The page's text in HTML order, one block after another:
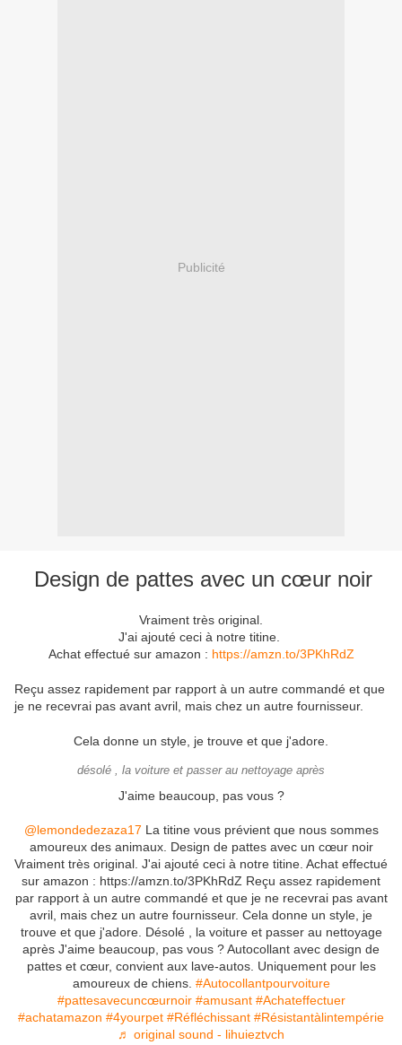
Publicité
Design de pattes avec un cœur noir
Vraiment très original.
J'ai ajouté ceci à notre titine.
Achat effectué sur amazon : https://amzn.to/3PKhRdZ
Reçu assez rapidement par rapport à un autre commandé et que
je ne recevrai pas avant avril, mais chez un autre fournisseur.
Cela donne un style, je trouve et que j'adore.
désolé , la voiture et passer au nettoyage après
J'aime beaucoup, pas vous ?
@lemondedezaza17 La titine vous prévient que nous sommes
amoureux des animaux. Design de pattes avec un cœur noir
Vraiment très original. J'ai ajouté ceci à notre titine. Achat effectué
sur amazon : https://amzn.to/3PKhRdZ Reçu assez rapidement
par rapport à un autre commandé et que je ne recevrai pas avant
avril, mais chez un autre fournisseur. Cela donne un style, je
trouve et que j'adore. Désolé , la voiture et passer au nettoyage
après J'aime beaucoup, pas vous ? Autocollant avec design de
pattes et cœur, convient aux lave-autos. Uniquement pour les
amoureux de chiens. #Autocollantpourvoiture
#pattesavecuncœurnoir #amusant #Achateffectuer
#achatamazon #4yourpet #Réfléchissant #Résistantàlintempérie
♬ original sound - lihuieztvch